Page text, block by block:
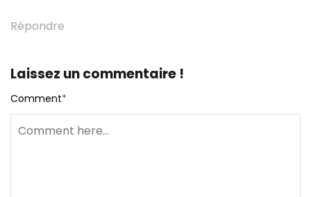
Répondre
Laissez un commentaire !
Comment*